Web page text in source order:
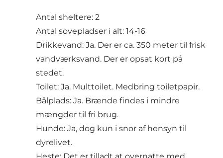
Antal sheltere: 2
Antal sovepladser i alt: 14-16
Drikkevand: Ja. Der er ca. 350 meter til frisk
vandværksvand. Der er opsat kort på
stedet.
Toilet: Ja. Multtoilet. Medbring toiletpapir.
Bålplads: Ja. Brænde findes i mindre
mængder til fri brug.
Hunde: Ja, dog kun i snor af hensyn til
dyrelivet.